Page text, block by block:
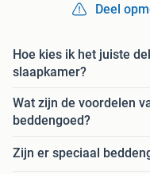
Deel
Hoe kies ik het juiste
slaapkamer?
Wat zijn de voordelen
beddengoed?
Zijn er speciaal